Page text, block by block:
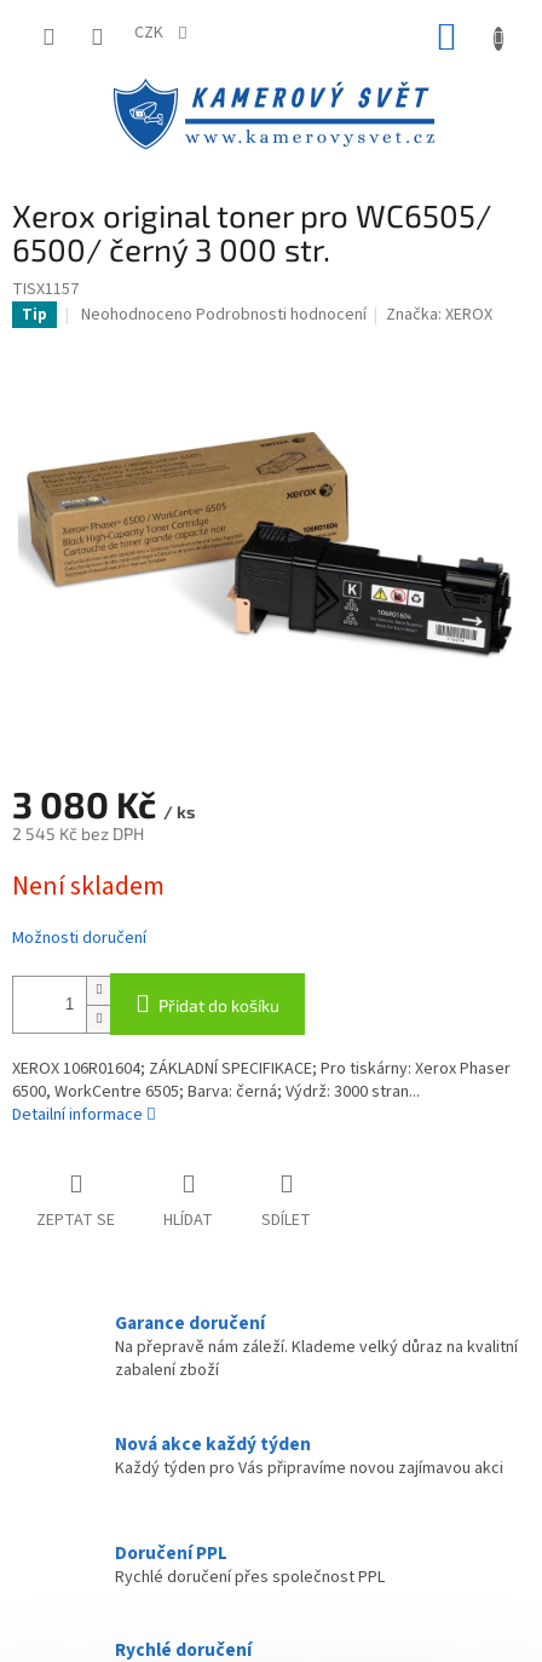
CZK
Xerox original toner pro WC6505/
6500/ černý 3 000 str.
TISX1157
Tip
Průměrné
hvězdiček.
Neohodnoceno Podrobnosti hodnocení Značka:XEROX
3 080 Kč / ks
2 545 Kč bez DPH
cena:
Není skladem
Možnosti doručení
Přidat do košíku
XEROX 106R01604; ZÁKLADNÍ SPECIFIKACE; Pro tiskárny: Xerox Phaser
6500, WorkCentre 6505; Barva: černá; Výdrž: 3000 stran...
Detailní informace
ZEPTAT SE HLÍDAT SDÍLET
Garance doručení
Na přepravě nám záleží. Klademe velký důraz na kvalitní
zabalení zboží
Nová akce každý týden
Každý týden pro Vás připravíme novou zajímavou akci
Doručení PPL
Rychlé doručení přes společnost PPL
Rychlé doručení